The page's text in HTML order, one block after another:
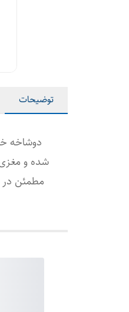
توضیحات
مطمئن در